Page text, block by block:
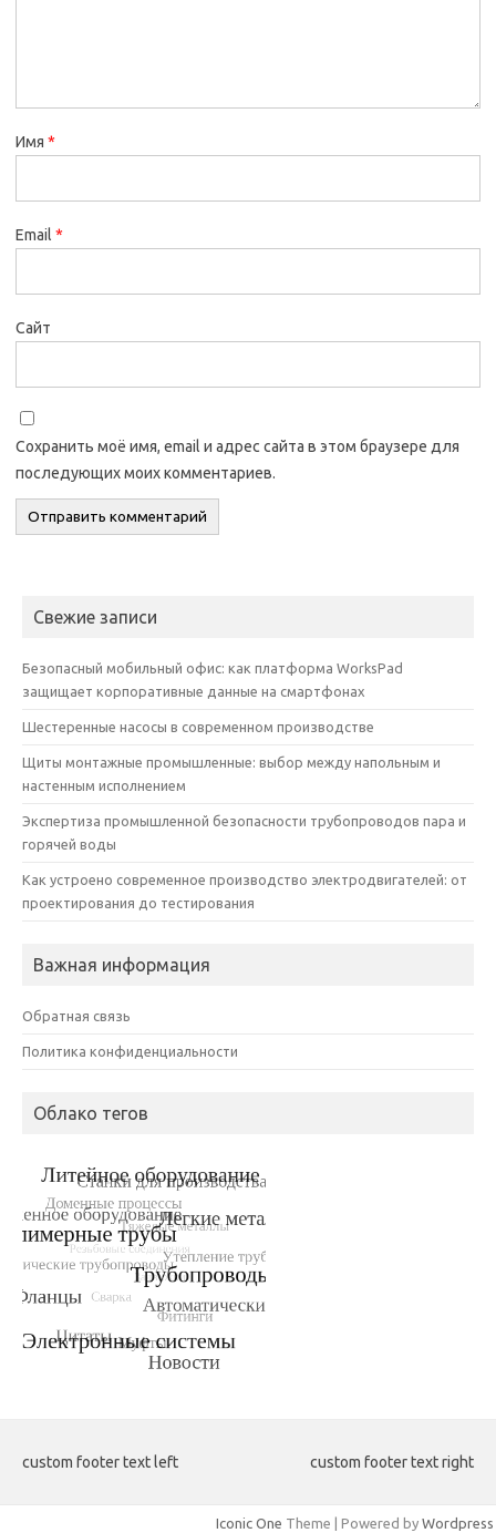
Имя *
Email *
Сайт
Сохранить моё имя, email и адрес сайта в этом браузере для
последующих моих комментариев.
Свежие записи
Безопасный мобильный офис: как платформа WorksPad
защищает корпоративные данные на смартфонах
Шестеренные насосы в современном производстве
Щиты монтажные промышленные: выбор между напольным и
настенным исполнением
Экспертиза промышленной безопасности трубопроводов пара и
горячей воды
Как устроено современное производство электродвигателей: от
проектирования до тестирования
Важная информация
Обратная связь
Политика конфиденциальности
Облако тегов
custom footer text left custom footer text right
Iconic One Theme | Powered by Wordpress